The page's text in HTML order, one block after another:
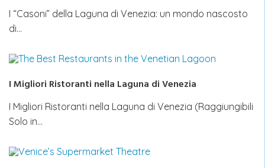
I “Casoni” della Laguna di Venezia: un mondo nascosto
di…
I Migliori Ristoranti nella Laguna di Venezia
I Migliori Ristoranti nella Laguna di Venezia (Raggiungibili
Solo in…